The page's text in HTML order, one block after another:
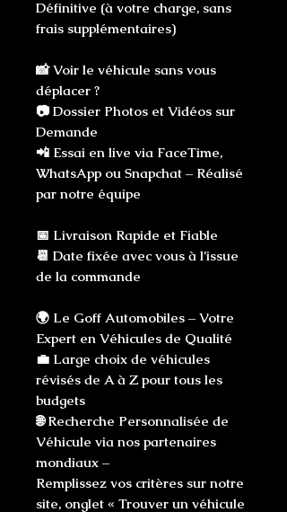
Définitive (à votre charge, sans
frais supplémentaires)
📸 Voir le véhicule sans vous
déplacer ?
📷 Dossier Photos et Vidéos sur
Demande
📲 Essai en live via FaceTime,
WhatsApp ou Snapchat – Réalisé
par notre équipe
📅 Livraison Rapide et Fiable
📆 Date fixée avec vous à l’issue
de la commande
🌍 Le Goff Automobiles – Votre
Expert en Véhicules de Qualité
💼 Large choix de véhicules
révisés de A à Z pour tous les
budgets
🌐 Recherche Personnalisée de
Véhicule via nos partenaires
mondiaux –
Remplissez vos critères sur notre
site, onglet « Trouver un véhicule